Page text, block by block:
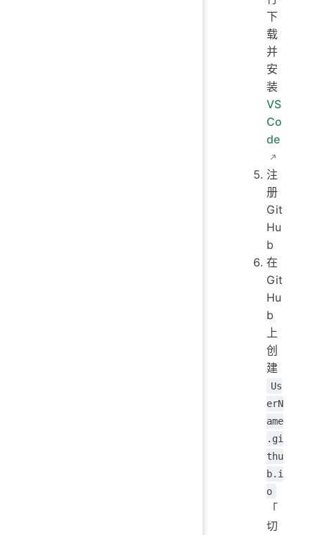
下
载
并
安
装
VS
Co
de
注
册
Git
Hu
b
在
Git
Hu
b
上
创
建
Us
erN
ame
.gi
thu
b.i
o
「
切